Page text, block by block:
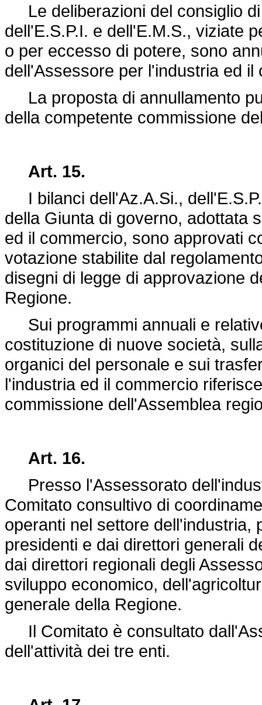
Le deliberazioni del consiglio
dell'E.S.P.I. e dell'E.M.S., viziate
o per eccesso di potere, sono
dell'Assessore per l'industria ed il
La proposta di annullamento
della competente commissione
Art. 15.
I bilanci dell'Az.A.Si.,
della Giunta di governo, adottata
ed il commercio, sono approvati
votazione stabilite dal
disegni di legge di approvazione
Regione.
Sui programmi annuali e
costituzione di nuove società,
organici del personale e sui
l'industria ed il commercio
commissione dell'Assemblea
Art. 16.
Presso l'Assessorato
Comitato consultivo di
operanti nel settore
presidenti e dai direttori generali
dai direttori regionali degli
sviluppo economico,
generale della Regione.
Il Comitato è consultato
dell'attività dei tre enti.